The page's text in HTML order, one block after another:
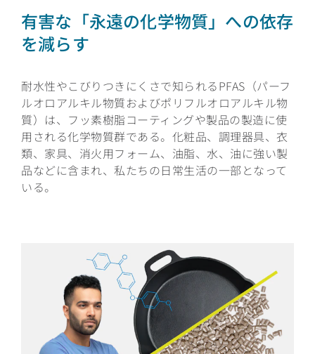
有害な「永遠の化学物質」への依存
を減らす
耐水性やこびりつきにくさで知られるPFAS（パーフ
ルオロアルキル物質およびポリフルオロアルキル物
質）は、フッ素樹脂コーティングや製品の製造に使
用される化学物質群である。化粧品、調理器具、衣
類、家具、消火用フォーム、油脂、水、油に強い製
品などに含まれ、私たちの日常生活の一部となって
いる。